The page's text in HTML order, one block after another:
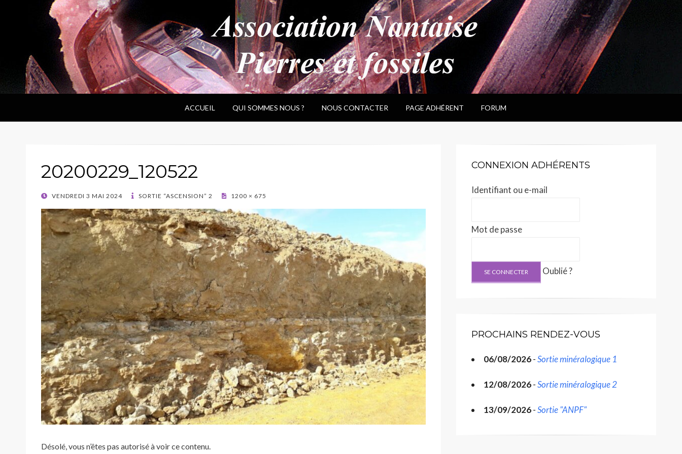
ANPF
Association Nantaise Pierres et Fossiles
ACCUEIL QUI SOMMES NOUS ? NOUS CONTACTER PAGE ADHÉRENT FORUM
20200229_120522
POSTED
VENDREDI 3 MAI 2024 SORTIE “ASCENSION” 2 1200 × 675
Désolé, vous n’êtes pas autorisé à voir ce contenu.
CONNEXION ADHÉRENTS
Identifiant ou e-mail
Mot de passe
Oublié ?
PROCHAINS RENDEZ-VOUS
06/08/2026-Sortie minéralogique 1
12/08/2026-Sortie minéralogique 2
13/09/2026-Sortie "ANPF"